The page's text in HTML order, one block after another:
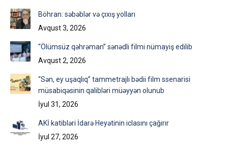
Böhran: səbəblər və çıxış yolları
Avqust 3, 2026
“Ölümsüz qəhrəman” sənədli filmi nümayiş edilib
Avqust 2, 2026
“Sən, ey uşaqlıq” tammetrajlı bədii film ssenarisi
müsabiqəsinin qalibləri müəyyən olunub
İyul 31, 2026
AKİ katibləri İdarə Heyətinin iclasını çağırır
İyul 27, 2026